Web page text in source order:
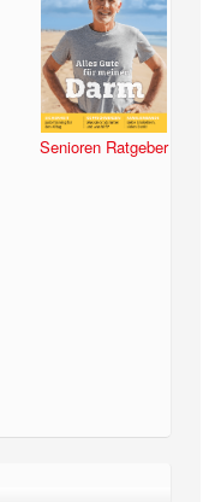
Senioren Ratgeber